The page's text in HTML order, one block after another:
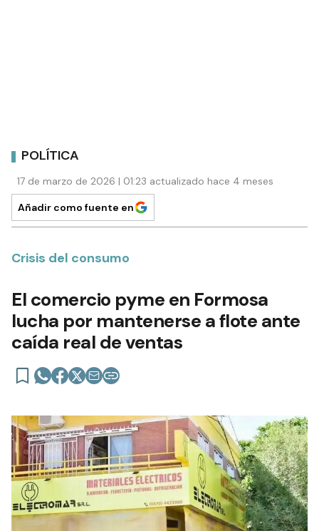
POLÍTICA
17 de marzo de 2026 | 01:23 actualizado hace 4 meses
Añadir como fuente en
Crisis del consumo
El comercio pyme en Formosa
lucha por mantenerse a flote ante
caída real de ventas